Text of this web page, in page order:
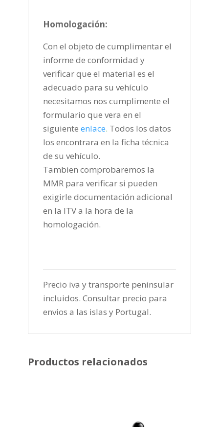
Homologación:
Con el objeto de cumplimentar el
informe de conformidad y
verificar que el material es el
adecuado para su vehículo
necesitamos nos cumplimente el
formulario que vera en el
siguiente enlace. Todos los datos
los encontrara en la ficha técnica
de su vehículo.
Tambien comprobaremos la
MMR para verificar si pueden
exigirle documentación adicional
en la ITV a la hora de la
homologación.
Precio iva y transporte peninsular
incluidos. Consultar precio para
envios a las islas y Portugal.
Productos relacionados